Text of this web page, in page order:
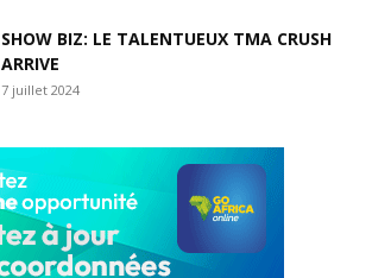
SHOW BIZ: LE TALENTUEUX TMA CRUSH
ARRIVE
7 juillet 2024